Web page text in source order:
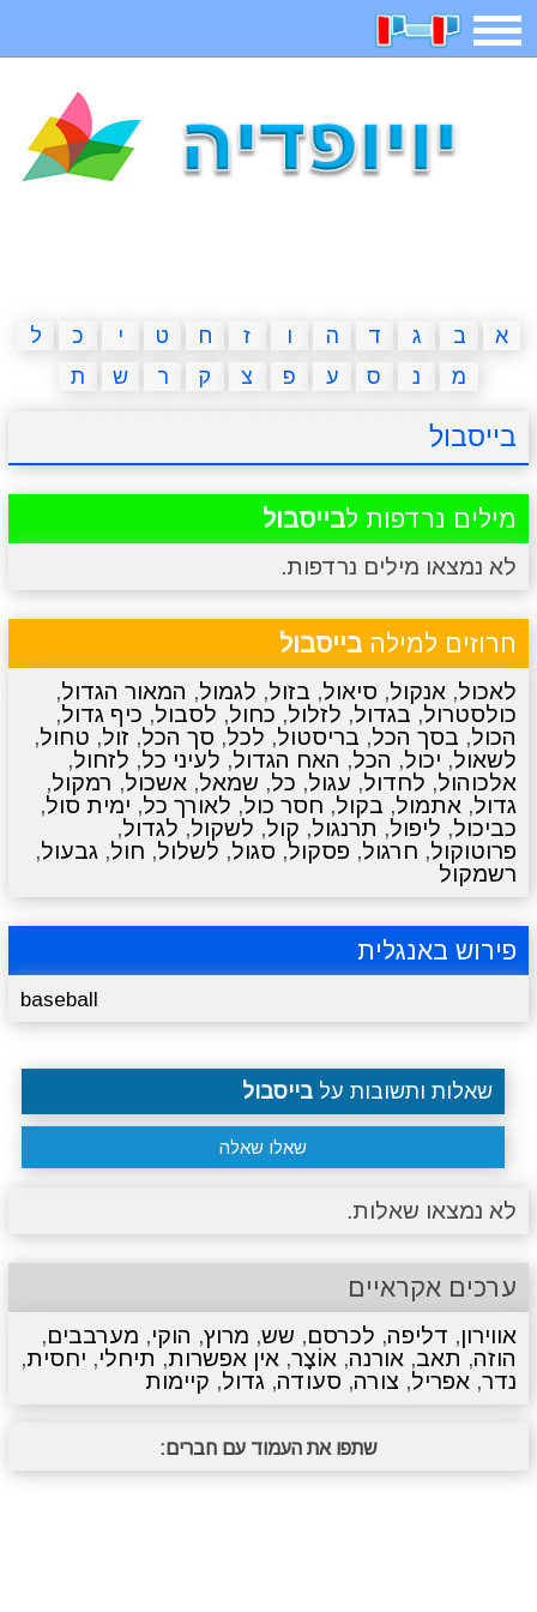
תפריט
איש תלוי מדריכים פוקימון גו מצא הבדלים
יצירה משחקי בנות אשליות חדשות
א ב ג ד ה ו ז ח ט י כ
ל
מ
נ ס ע פ צ ק ר ש ת
בייסבול
מילים נרדפות לבייסבול
לא נמצאו מילים נרדפות.
חרוזים למילה בייסבול
לאכול, אנקול, סיאול, בזול, לגמול, המאור הגדול,
כולסטרול, בגדול, לזלול, כחול, לסבול, כיף גדול,
הכול, בסך הכל, בריסטול, לכל, סך הכל, זול, טחול,
לשאול, יכול, הכל, האח הגדול, לעיני כל, לזחול,
אלכוהול, לחדול, עגול, כל, שמאל, אשכול, רמקול,
גדול, אתמול, בקול, חסר כול, לאורך כל, ימית סול,
כביכול, ליפול, תרנגול, קול, לשקול, לגדול,
פרוטוקול, חרגול, פסקול, סגול, לשלול, חול, גבעול,
רשמקול
פירוש באנגלית
baseball
שאלות ותשובות על בייסבול
שאלו שאלה
לא נמצאו שאלות.
ערכים אקראיים
אווירון, דליפה, לכרסם, שש, מרוץ, הוקי, מערבבים,
הוזה, תאב, אורנה, אוֹצָר, אין אפשרות, תיחלי, יחסית,
נדר, אפריל, צורה, סעודה, גדול, קיימות
שתפו את העמוד עם חברים: